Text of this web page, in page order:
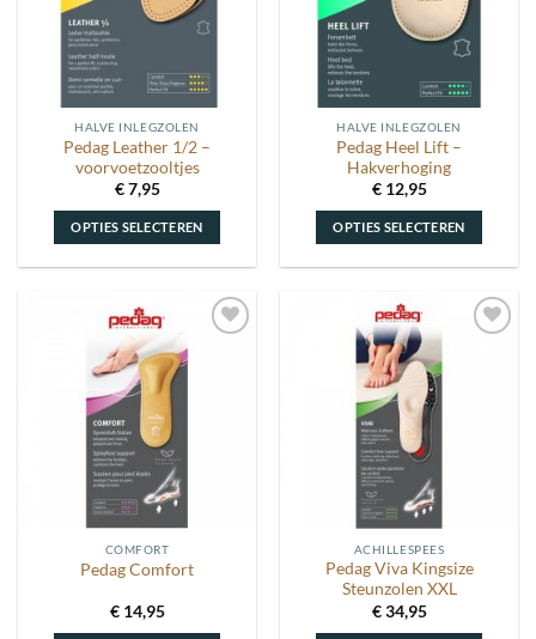
HALVE INLEGZOLEN
Pedag Leather 1/2 –
voorvoetzooltjes
€7,95
OPTIES SELECTEREN
heeft
meerdere
variaties.
Deze
optie
kan
gekozen
worden
op
de
productpagina
HALVE INLEGZOLEN
Pedag Heel Lift –
Hakverhoging
€12,95
OPTIES SELECTEREN
heeft
meerdere
variaties.
Deze
optie
kan
gekozen
worden
op
de
productpagina
Toevoegen
COMFORT
Pedag Comfort
€14,95
ACHILLESPEES
Pedag Viva Kingsize
Steunzolen XXL
€34,95